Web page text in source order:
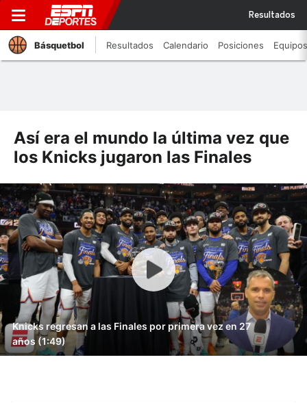
Resultados
Básquetbol Resultados Calendario Posiciones Equipos
Así era el mundo la última vez que
los Knicks jugaron las Finales
Knicks regresan a las Finales por primera vez en 27
años (1:49)